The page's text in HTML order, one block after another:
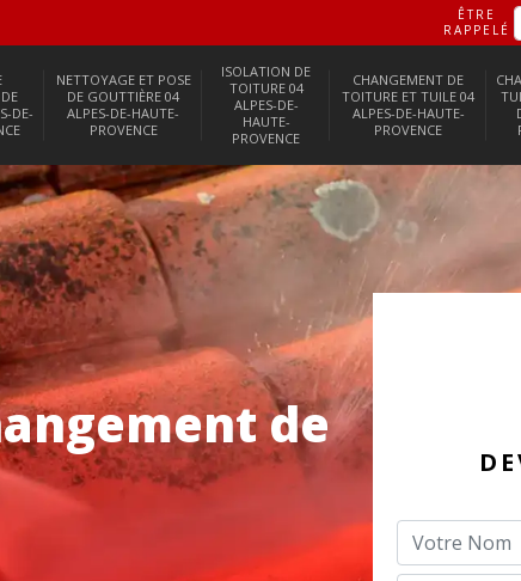
ÊTRE
RAPPELÉ
DE-
NETTOYAGE ET POSE
DE GOUTTIÈRE 04
ALPES-DE-HAUTE-
PROVENCE
ISOLATION DE
TOITURE 04
ALPES-DE-
HAUTE-
PROVENCE
CHANGEMENT DE
TOITURE ET TUILE 04
ALPES-DE-HAUTE-
PROVENCE
de